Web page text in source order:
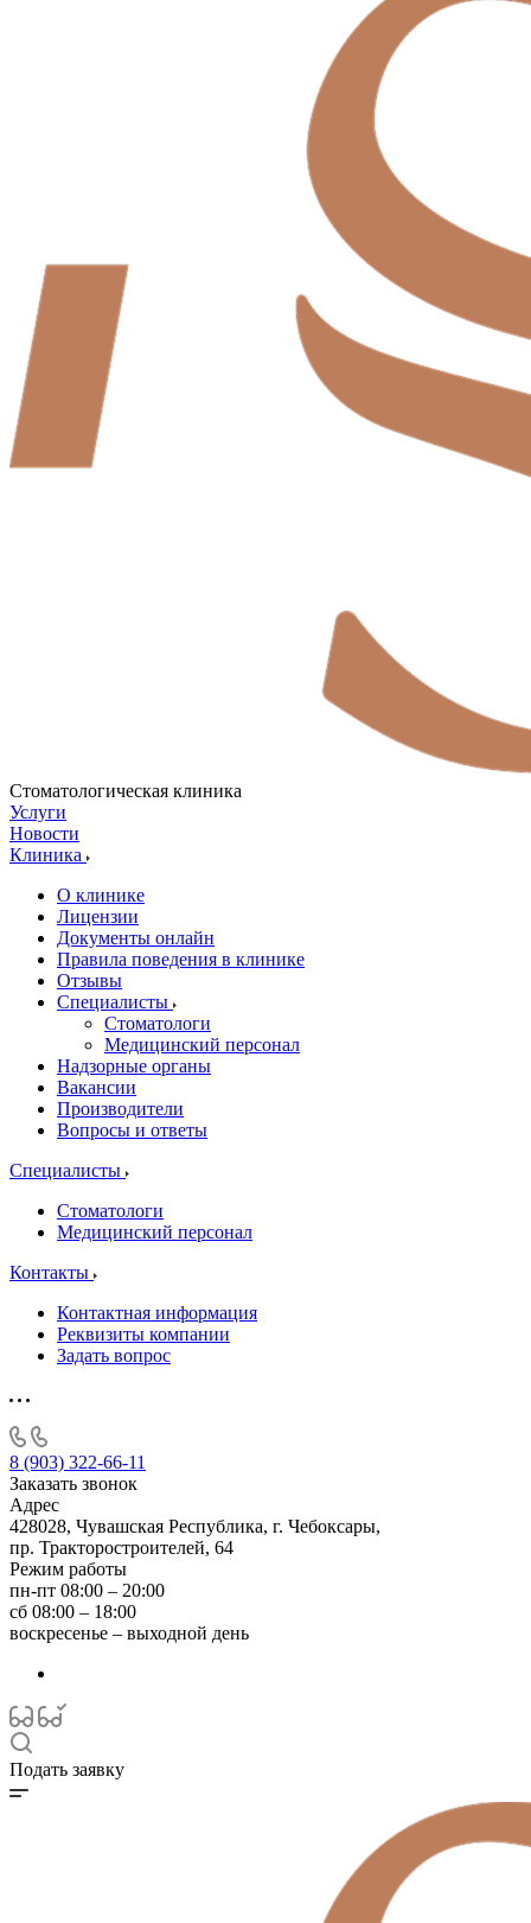
Стоматологическая клиника
Услуги
Новости
Клиника
О клинике
Лицензии
Документы онлайн
Правила поведения в клинике
Отзывы
Специалисты
Стоматологи
Медицинский персонал
Надзорные органы
Вакансии
Производители
Вопросы и ответы
Специалисты
Стоматологи
Медицинский персонал
Контакты
Контактная информация
Реквизиты компании
Задать вопрос
8 (903) 322-66-11
Заказать звонок
Адрес
428028, Чувашская Республика, г. Чебоксары,
пр. Тракторостроителей, 64
Режим работы
пн-пт 08:00 – 20:00
сб 08:00 – 18:00
воскресенье – выходной день
Подать заявку